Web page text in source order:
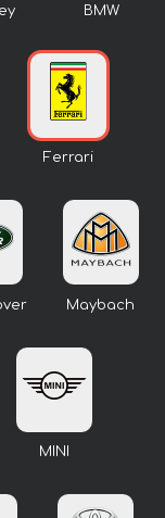
BMW
Ferrari
Maybach
MINI